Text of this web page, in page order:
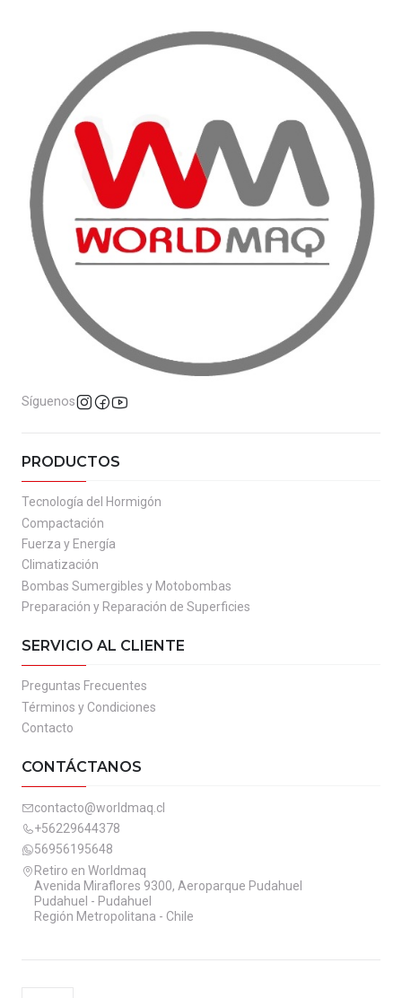
Síguenos
PRODUCTOS
Tecnología del Hormigón
Compactación
Fuerza y Energía
Climatización
Bombas Sumergibles y Motobombas
Preparación y Reparación de Superficies
SERVICIO AL CLIENTE
Preguntas Frecuentes
Términos y Condiciones
Contacto
CONTÁCTANOS
contacto@worldmaq.cl
+56229644378
56956195648
Retiro en Worldmaq
Avenida Miraflores 9300, Aeroparque Pudahuel
Pudahuel - Pudahuel
Región Metropolitana - Chile